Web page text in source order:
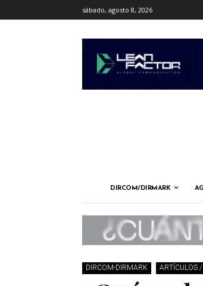
sábado, agosto 8, 2026
DIRCOM/DIRMARK
DIRCOM-DIRMARK ARTÍCULOS